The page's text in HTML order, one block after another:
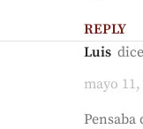
REPLY
Luis
mayo
Pensaba